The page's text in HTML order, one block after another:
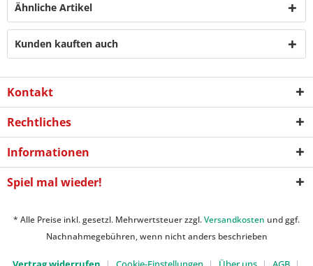
Ähnliche Artikel
Kunden kauften auch
Kontakt
Rechtliches
Informationen
Spiel mal wieder!
* Alle Preise inkl. gesetzl. Mehrwertsteuer zzgl.Versandkosten und ggf.
Nachnahmegebühren, wenn nicht anders beschrieben